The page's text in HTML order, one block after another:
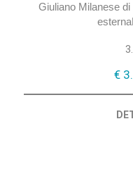
Giuliano Milanese
€